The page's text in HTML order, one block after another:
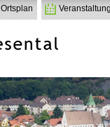
Ortsplan